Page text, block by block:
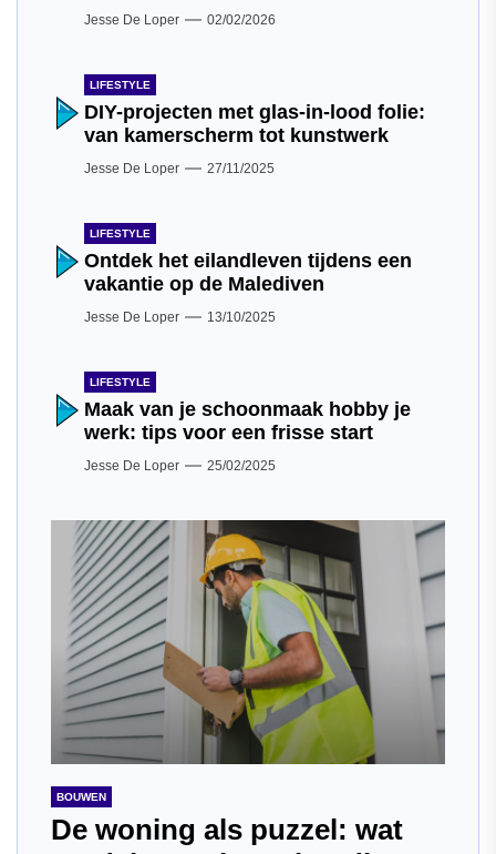
Jesse De Loper 02/02/2026
LIFESTYLE
DIY-projecten met glas-in-lood folie:
van kamerscherm tot kunstwerk
Jesse De Loper 27/11/2025
LIFESTYLE
Ontdek het eilandleven tijdens een
vakantie op de Malediven
Jesse De Loper 13/10/2025
LIFESTYLE
Maak van je schoonmaak hobby je
werk: tips voor een frisse start
Jesse De Loper 25/02/2025
BOUWEN
De woning als puzzel: wat